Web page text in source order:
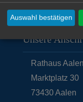
Unsere
Rathaus Aalen
Marktplatz 30
73430Aalen
Auswahl bestätigen